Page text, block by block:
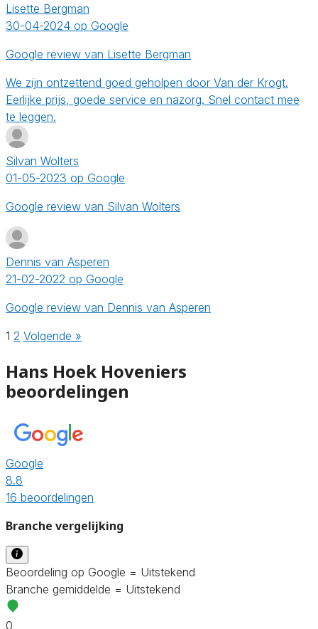
Lisette Bergman
30-04-2024 op Google
Google review van Lisette Bergman
We zijn ontzettend goed geholpen door Van der Krogt.
Eerlijke prijs, goede service en nazorg. Snel contact mee
te leggen.
Silvan Wolters
01-05-2023 op Google
Google review van Silvan Wolters
Dennis van Asperen
21-02-2022 op Google
Google review van Dennis van Asperen
1 2 Volgende »
Hans Hoek Hoveniers
beoordelingen
Google
8.8
16 beoordelingen
Branche vergelijking
Beoordeling op Google = Uitstekend
Branche gemiddelde = Uitstekend
0